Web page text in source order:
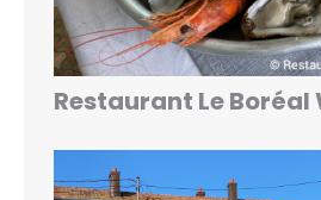
Restaurant Le